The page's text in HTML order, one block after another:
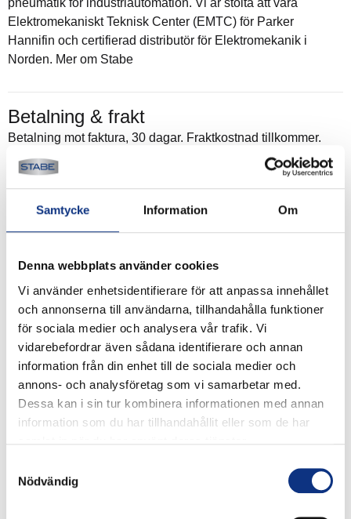
Samtycke Information Om
Denna webbplats använder cookies
Vi använder enhetsidentifierare för att anpassa innehållet
och annonserna till användarna, tillhandahålla funktioner
för sociala medier och analysera vår trafik. Vi
vidarebefordrar även sådana identifierare och annan
information från din enhet till de sociala medier och
annons- och analysföretag som vi samarbetar med.
Dessa kan i sin tur kombinera informationen med annan
information som du har tillhandahållit eller som de har
Nödvändig
pneumatik för industriautomation. Vi är stolta att vara
Elektromekaniskt Teknisk Center (EMTC) för Parker
Hannifin och certifierad distributör för Elektromekanik i
Norden. Mer om Stabe
Betalning & frakt
Betalning mot faktura, 30 dagar. Fraktkostnad tillkommer.
Alla priser visas i SEK. Stabe innehar AAA-kreditvärdighet.
Köpvillkor
Stabes